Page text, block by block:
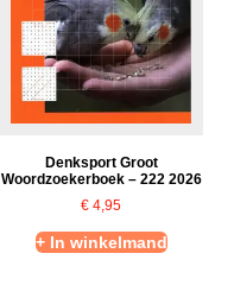
Denksport Groot
Woordzoekerboek – 222 2026
€ 4,95
+ In winkelmand